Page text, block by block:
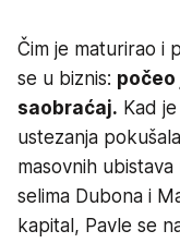
Čim je maturirao i
se u biznis:
saobraćaj. Kad
ustezanja
masovnih ubistava
selima Dubona i
kapital, Pavle se